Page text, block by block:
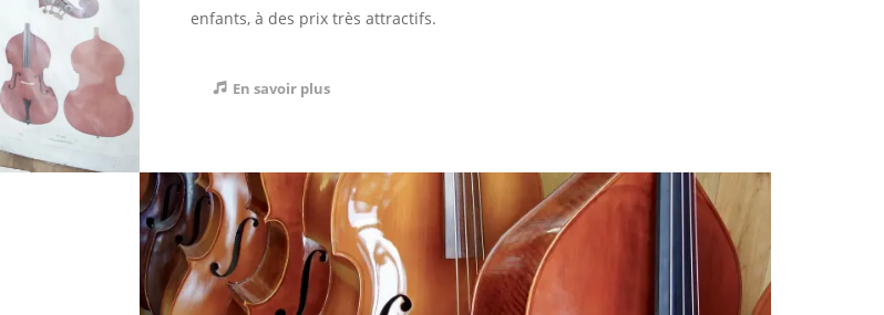
enfants, à des prix très attractifs.
En savoir plus